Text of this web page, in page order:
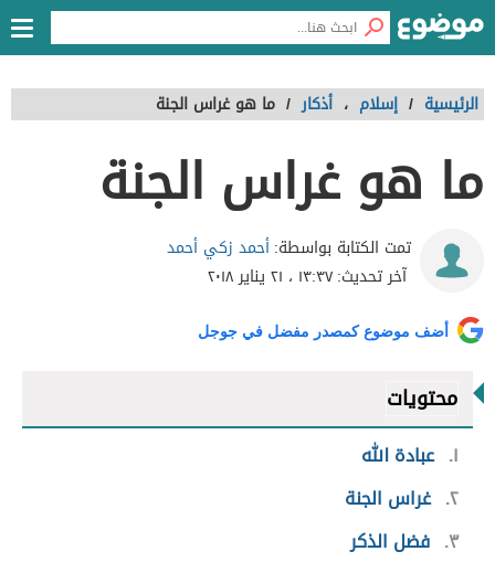
الرئيسية / إسلام ، أذكار / ما هو غراس الجنة
ما هو غراس الجنة
تمت الكتابة بواسطة:أحمد زكي أحمد
آخر تحديث:١٣:٣٧ ، ٢١ يناير ٢٠١٨
أضف موضوع كمصدر مفضل في جوجل
محتويات
١ عبادة الله
٢ غراس الجنة
٣ فضل الذكر